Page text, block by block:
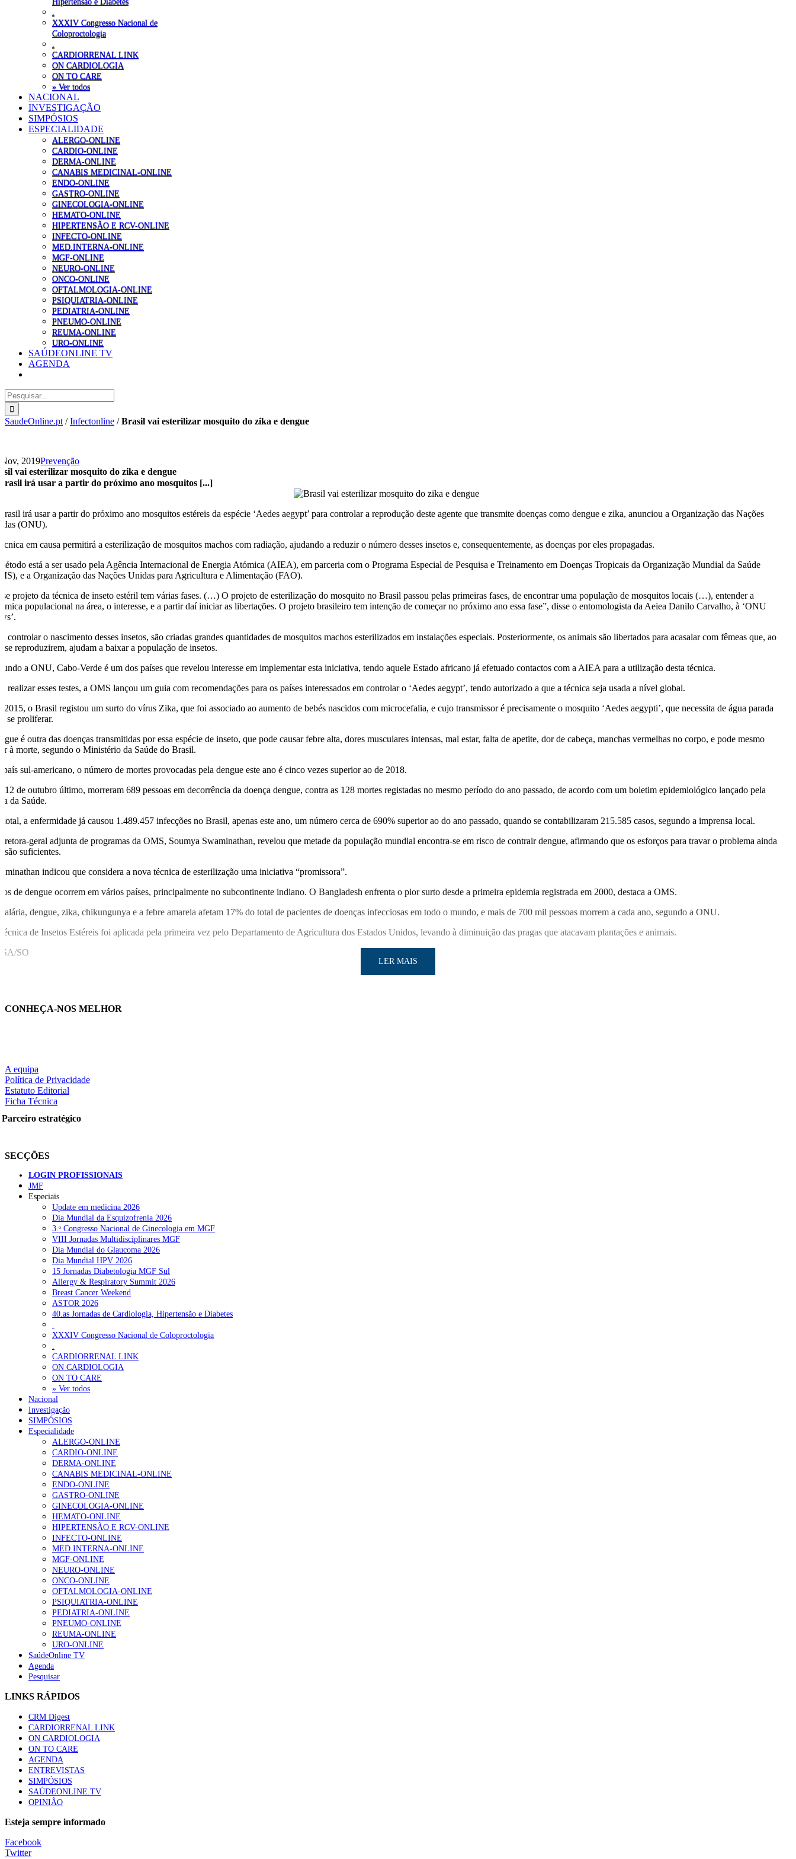
XXXIV Congresso Nacional de
Coloproctologia
CARDIORRENAL LINK
ON CARDIOLOGIA
ON TO CARE
» Ver todos
NACIONAL
INVESTIGAÇÃO
SIMPÓSIOS
ESPECIALIDADE
ALERGO-ONLINE
CARDIO-ONLINE
DERMA-ONLINE
CANABIS MEDICINAL-ONLINE
ENDO-ONLINE
GASTRO-ONLINE
GINECOLOGIA-ONLINE
HEMATO-ONLINE
HIPERTENSÃO E RCV-ONLINE
INFECTO-ONLINE
MED.INTERNA-ONLINE
MGF-ONLINE
NEURO-ONLINE
ONCO-ONLINE
OFTALMOLOGIA-ONLINE
PSIQUIATRIA-ONLINE
PEDIATRIA-ONLINE
PNEUMO-ONLINE
REUMA-ONLINE
URO-ONLINE
SAÚDEONLINE TV
AGENDA
Pesquisar
SaudeOnline.pt /Infectonline /Brasil vai esterilizar mosquito do zika e dengue
2019Prevenção
vai esterilizar mosquito do zika e dengue
irá usar a partir do próximo ano mosquitos [...]
irá usar a partir do próximo ano mosquitos estéreis da espécie ‘Aedes aegypt’ para controlar a reprodução deste agente que transmite doenças como dengue e zika, anunciou a Organização das Nações
(ONU).
em causa permitirá a esterilização de mosquitos machos com radiação, ajudando a reduzir o número desses insetos e, consequentemente, as doenças por eles propagadas.
está a ser usado pela Agência Internacional de Energia Atómica (AIEA), em parceria com o Programa Especial de Pesquisa e Treinamento em Doenças Tropicais da Organização Mundial da Saúde
e a Organização das Nações Unidas para Agricultura e Alimentação (FAO).
projeto da técnica de inseto estéril tem várias fases. (…) O projeto de esterilização do mosquito no Brasil passou pelas primeiras fases, de encontrar uma população de mosquitos locais (…), entender a
populacional na área, o interesse, e a partir daí iniciar as libertações. O projeto brasileiro tem intenção de começar no próximo ano essa fase”, disse o entomologista da Aeiea Danilo Carvalho, à ‘ONU
controlar o nascimento desses insetos, são criadas grandes quantidades de mosquitos machos esterilizados em instalações especiais. Posteriormente, os animais são libertados para acasalar com fêmeas que, ao
se reproduzirem, ajudam a baixar a população de insetos.
a ONU, Cabo-Verde é um dos países que revelou interesse em implementar esta iniciativa, tendo aquele Estado africano já efetuado contactos com a AIEA para a utilização desta técnica.
realizar esses testes, a OMS lançou um guia com recomendações para os países interessados em controlar o ‘Aedes aegypt’, tendo autorizado a que a técnica seja usada a nível global.
2015, o Brasil registou um surto do vírus Zika, que foi associado ao aumento de bebés nascidos com microcefalia, e cujo transmissor é precisamente o mosquito ‘Aedes aegypti’, que necessita de água parada
se proliferar.
é outra das doenças transmitidas por essa espécie de inseto, que pode causar febre alta, dores musculares intensas, mal estar, falta de apetite, dor de cabeça, manchas vermelhas no corpo, e pode mesmo
à morte, segundo o Ministério da Saúde do Brasil.
país sul-americano, o número de mortes provocadas pela dengue este ano é cinco vezes superior ao de 2018.
12 de outubro último, morreram 689 pessoas em decorrência da doença dengue, contra as 128 mortes registadas no mesmo período do ano passado, de acordo com um boletim epidemiológico lançado pela
da Saúde.
total, a enfermidade já causou 1.489.457 infecções no Brasil, apenas este ano, um número cerca de 690% superior ao do ano passado, quando se contabilizaram 215.585 casos, segundo a imprensa local.
geral adjunta de programas da OMS, Soumya Swaminathan, revelou que metade da população mundial encontra-se em risco de contrair dengue, afirmando que os esforços para travar o problema ainda
são suficientes.
indicou que considera a nova técnica de esterilização uma iniciativa “promissora”.
de dengue ocorrem em vários países, principalmente no subcontinente indiano. O Bangladesh enfrenta o pior surto desde a primeira epidemia registrada em 2000, destaca a OMS.
dengue, zika, chikungunya e a febre amarela afetam 17% do total de pacientes de doenças infecciosas em todo o mundo, e mais de 700 mil pessoas morrem a cada ano, segundo a ONU.
de Insetos Estéreis foi aplicada pela primeira vez pelo Departamento de Agricultura dos Estados Unidos, levando à diminuição das pragas que atacavam plantações e animais.
SO
nas redes sociais:
RECENTES
Quase 11.900 jovens recorreram aos cheques psicólogo e nutricionista no primeiro mês
ULS de Coimbra estreia cirurgia endoscópica do ouvido com apoio robótico em Portugal
Enfermeiros exigem esclarecimentos sobre eventual gestão privada da ULS do Algarve
Ordem dos Médicos alerta para riscos no novo sistema de acesso a consultas e cirurgias
Portugal está a formar os médicos de que precisa?
MAIS LIDAS
Enfermagem Forense. “Da urgência ao tribunal, cada gesto conta e cada profissional faz a diferença”
202 visualizações
Alguns milhares de utentes podem ficar sem médico de família com nova regras do registo, alerta associação
155 visualizações
1.º Episódio do Podcast “Frequência Cardio – Sintoniza-te na Insuficiência Cardíaca” da Bayer
99 visualizações
“Os programas de rastreio do cancro do pulmão são custo-efetivos e representam um investimento sustentável para os sistemas de saúde”
88 visualizações
Quase quatro em cada dez doentes com enfarte apresentavam níveis elevados de Lp(a), revela estudo
86 visualizações
Trodelvy aprovado para primeira linha no cancro da mama triplo negativo metastático em doentes não elegíveis para inibidores PD-(L)1
61 visualizações
MAIS NOTÍCIAS
Estudo relaciona exposição a pesticidas na infância com idade da primeira menstruação
28 Jul, 2026
Mulher cega recupera visão com transplante inédito em Itália
LER MAIS
CONHEÇA-NOS MELHOR
A equipa
Política de Privacidade
Estatuto Editorial
Ficha Técnica
Parceiro estratégico
SECÇÕES
LOGIN PROFISSIONAIS
JMF
Especiais
Update em medicina 2026
Dia Mundial da Esquizofrenia 2026
3.ᵒ Congresso Nacional de Ginecologia em MGF
VIII Jornadas Multidisciplinares MGF
Dia Mundial do Glaucoma 2026
Dia Mundial HPV 2026
15 Jornadas Diabetologia MGF Sul
Allergy & Respiratory Summit 2026
Breast Cancer Weekend
ASTOR 2026
40.as Jornadas de Cardiologia, Hipertensão e Diabetes
.
XXXIV Congresso Nacional de Coloproctologia
.
CARDIORRENAL LINK
ON CARDIOLOGIA
ON TO CARE
» Ver todos
Nacional
Investigação
SIMPÓSIOS
Especialidade
ALERGO-ONLINE
CARDIO-ONLINE
DERMA-ONLINE
CANABIS MEDICINAL-ONLINE
ENDO-ONLINE
GASTRO-ONLINE
GINECOLOGIA-ONLINE
HEMATO-ONLINE
HIPERTENSÃO E RCV-ONLINE
INFECTO-ONLINE
MED.INTERNA-ONLINE
MGF-ONLINE
NEURO-ONLINE
ONCO-ONLINE
OFTALMOLOGIA-ONLINE
PSIQUIATRIA-ONLINE
PEDIATRIA-ONLINE
PNEUMO-ONLINE
REUMA-ONLINE
URO-ONLINE
SaúdeOnline TV
Agenda
Pesquisar
LINKS RÁPIDOS
CRM Digest
CARDIORRENAL LINK
ON CARDIOLOGIA
ON TO CARE
AGENDA
ENTREVISTAS
SIMPÓSIOS
SAÚDEONLINE.TV
OPINIÃO
Esteja sempre informado
Facebook
Twitter